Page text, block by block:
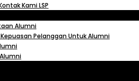
Kami LSP
Alumni
Pelanggan Untuk Alumni